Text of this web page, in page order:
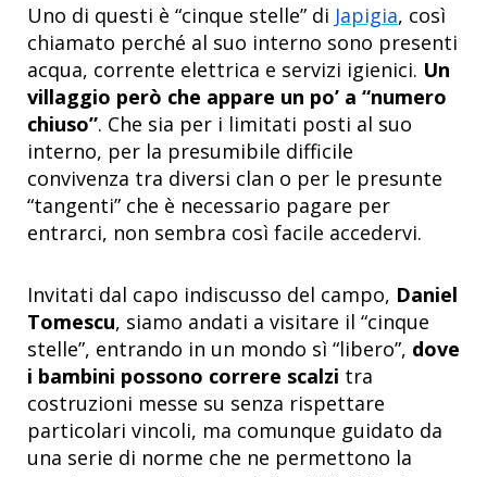
Uno di questi è “cinque stelle” di Japigia, così
chiamato perché al suo interno sono presenti
acqua, corrente elettrica e servizi igienici. Un
villaggio però che appare un po’ a “numero
chiuso”. Che sia per i limitati posti al suo
interno, per la presumibile difficile
convivenza tra diversi clan o per le presunte
“tangenti” che è necessario pagare per
entrarci, non sembra così facile accedervi.
Invitati dal capo indiscusso del campo, Daniel
Tomescu, siamo andati a visitare il “cinque
stelle”, entrando in un mondo sì “libero”, dove
i bambini possono correre scalzi tra
costruzioni messe su senza rispettare
particolari vincoli, ma comunque guidato da
una serie di norme che ne permettono la